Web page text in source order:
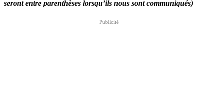
seront entre parenthèses lorsqu’ils nous sont communiqués)